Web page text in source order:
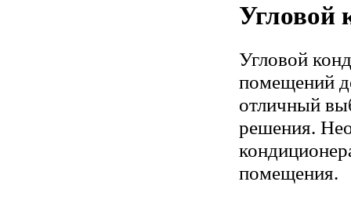
Угловой
Угловой
помещений
отличный
решения.
помещения.